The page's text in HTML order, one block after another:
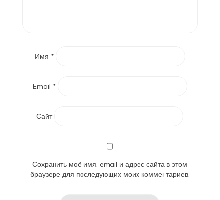
Имя *
Email *
Сайт
Сохранить моё имя, email и адрес сайта в этом
браузере для последующих моих комментариев.